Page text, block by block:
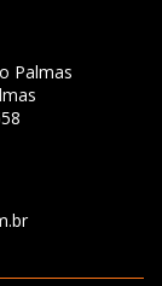
Palmas